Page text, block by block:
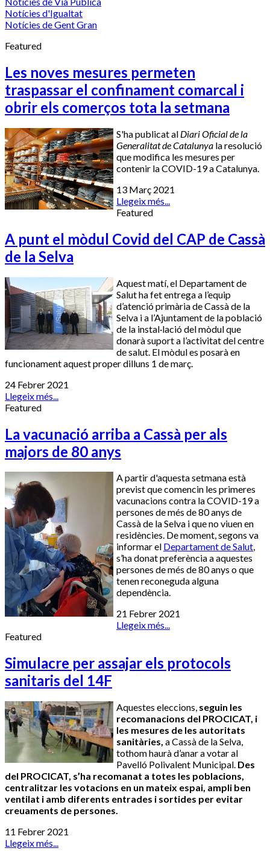
Notícies d'Igualtat
Notícies de Gent Gran
Featured
Les noves mesures permeten
traspassar el confinament comarcal i
obrir els comerços tota la setmana
S'ha publicat al Diari Oficial de la
Generalitat de Catalunya la resolució
que modifica les mesures per
contenir la COVID-19 a Catalunya.
13 Març 2021
Llegeix més...
Featured
A punt el mòdul Covid del CAP de Cassà
de la Selva
Aquest matí, el Departament de
Salut ha fet entrega a l’equip
d’atenció primària de Cassà de la
Selva i a l’Ajuntament de la població
de la instal·lació del mòdul que
donarà suport a l’activitat del centre
de salut. El mòdul es posarà en
funcionament aquest proper dilluns 1 de març.
24 Febrer 2021
Llegeix més...
Featured
La vacunació arriba a Cassà per als
majors de 80 anys
A partir d'aquesta setmana està
previst que comencin les primeres
vacunacions contra la COVID-19 a
persones de més de 80 anys de
Cassà de la Selva i que no viuen en
residències. De moment, segons va
informar el Departament de Salut,
s’ha donat preferència a aquestes
persones de més de 80 anys o que
tenen reconeguda alguna
dependència.
21 Febrer 2021
Llegeix més...
Featured
Simulacre per assajar els protocols
sanitaris del 14F
Aquestes eleccions, seguin les
recomanacions del PROCICAT, i
les mesures de les autoritats
sanitàries, a Cassà de la Selva,
tothom haurà d’anar a votar al
Pavelló Polivalent Municipal. Des
del PROCICAT, s’ha recomanat a totes les poblacions,
centralitzar les votacions en un mateix espai, ampli ben
ventilat i amb diferents entrades i sortides per evitar
creuaments de persones.
11 Febrer 2021
Llegeix més...